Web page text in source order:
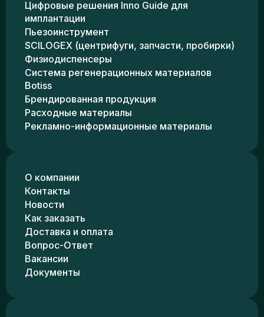
Цифровые решения Inno Guide для
имплантации
Пьезоинструмент
SCILOGEX (центрифуги, запчасти, пробирки)
Физиодиспенсеры
Система регенерационных материалов
Botiss
Брендированная продукция
Расходные материалы
Рекламно-информационные материалы
О компании
Контакты
Новости
Как заказать
Доставка и оплата
Вопрос-Ответ
Вакансии
Документы